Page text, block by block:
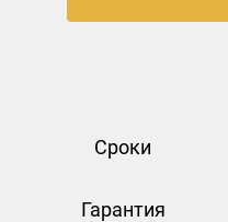
Сроки
Гарантия